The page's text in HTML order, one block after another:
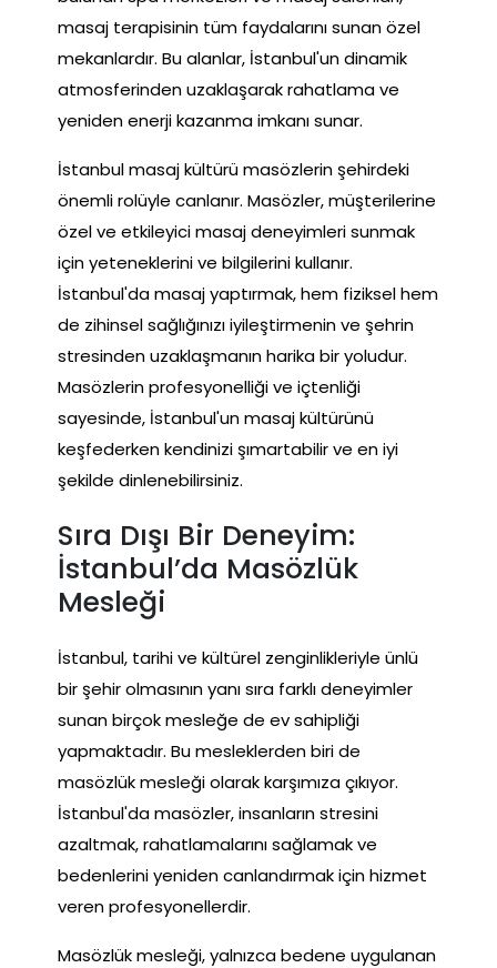
masaj terapisinin tüm faydalarını sunan özel
mekanlardır. Bu alanlar, İstanbul'un dinamik
atmosferinden uzaklaşarak rahatlama ve
yeniden enerji kazanma imkanı sunar.
İstanbul masaj kültürü masözlerin şehirdeki
önemli rolüyle canlanır. Masözler, müşterilerine
özel ve etkileyici masaj deneyimleri sunmak
için yeteneklerini ve bilgilerini kullanır.
İstanbul'da masaj yaptırmak, hem fiziksel hem
de zihinsel sağlığınızı iyileştirmenin ve şehrin
stresinden uzaklaşmanın harika bir yoludur.
Masözlerin profesyonelliği ve içtenliği
sayesinde, İstanbul'un masaj kültürünü
keşfederken kendinizi şımartabilir ve en iyi
şekilde dinlenebilirsiniz.
Sıra Dışı Bir Deneyim:
İstanbul’da Masözlük
Mesleği
İstanbul, tarihi ve kültürel zenginlikleriyle ünlü
bir şehir olmasının yanı sıra farklı deneyimler
sunan birçok mesleğe de ev sahipliği
yapmaktadır. Bu mesleklerden biri de
masözlük mesleği olarak karşımıza çıkıyor.
İstanbul'da masözler, insanların stresini
azaltmak, rahatlamalarını sağlamak ve
bedenlerini yeniden canlandırmak için hizmet
veren profesyonellerdir.
Masözlük mesleği, yalnızca bedene uygulanan